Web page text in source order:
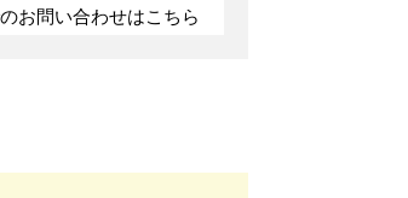
お問い合わせはこちら